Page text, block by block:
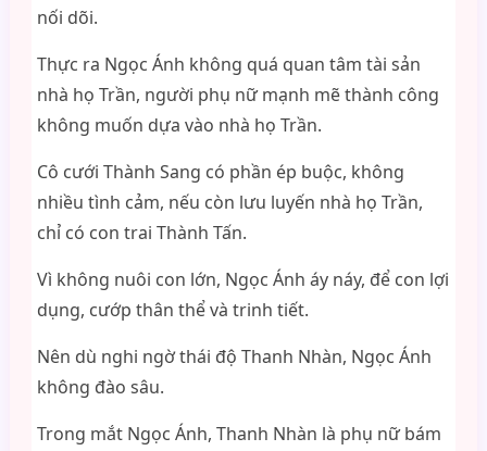
nối dõi.
Thực ra Ngọc Ánh không quá quan tâm tài sản
nhà họ Trần, người phụ nữ mạnh mẽ thành công
không muốn dựa vào nhà họ Trần.
Cô cưới Thành Sang có phần ép buộc, không
nhiều tình cảm, nếu còn lưu luyến nhà họ Trần,
chỉ có con trai Thành Tấn.
Vì không nuôi con lớn, Ngọc Ánh áy náy, để con lợi
dụng, cướp thân thể và trinh tiết.
Nên dù nghi ngờ thái độ Thanh Nhàn, Ngọc Ánh
không đào sâu.
Trong mắt Ngọc Ánh, Thanh Nhàn là phụ nữ bám